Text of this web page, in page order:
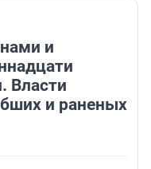
и
Власти
и раненых